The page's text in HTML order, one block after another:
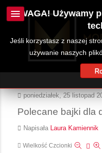
poniedziałek, 25 listopad
Polecane bajki dla
Napisała Laura Kamiennik
Wielkość Czcionki
UWAGA! Używamy
Jeśli korzystasz z naszej
używanie naszych